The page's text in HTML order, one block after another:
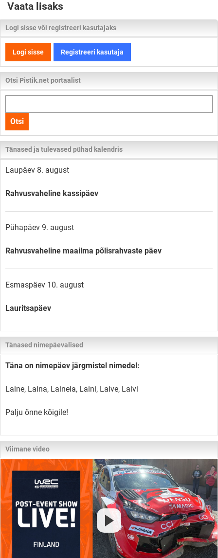
Vaata lisaks
Logi sisse või registreeri kasutajaks
Logi sisse Registreeri kasutaja
Otsi Pistik.net portaalist
kogu
lehelt
Otsi
Tänased ja tulevased pühad kalendris
Laupäev 8. august
Rahvusvaheline kassipäev
Pühapäev 9. august
Rahvusvaheline maailma põlisrahvaste päev
Esmaspäev 10. august
Lauritsapäev
Tänased nimepäevalised
Täna on nimepäev järgmistel nimedel:
Laine, Laina, Lainela, Laini, Laive, Laivi
Palju õnne kõigile!
Viimane video